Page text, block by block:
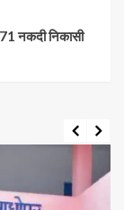
नकदी निकासी